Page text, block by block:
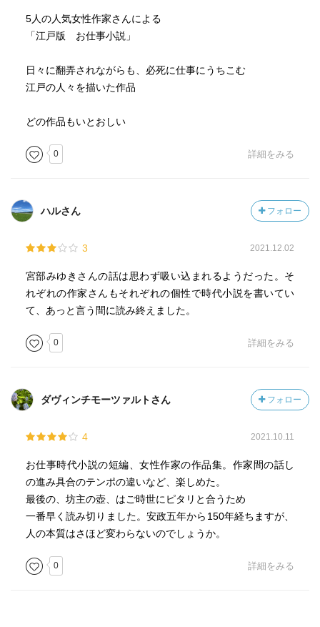
掛け軸に描かれた壺の怪異に、お救い小屋で、世話にな
り、その後、重蔵から、奉公人になったおつぎは、その異
そのお坊さんの言い伝えで、おつぎは、若旦那の嫁にな
り、重蔵の後を継ぐことになっていく。
になっている事に、少し、納得と安心と入り交じった話に
どれもこれも、面白い。
何故か、安心しながら、読んでいた。
5人の人気女性作家さんによる
「江戸版 お仕事小説」
日々に翻弄されながらも、必死に仕事にうちこむ
江戸の人々を描いた作品
どの作品もいとおしい
0 詳細をみる
ハルさん フォロー
3 2021.12.02
宮部みゆきさんの話は思わず吸い込まれるようだった。そ
れぞれの作家さんもそれぞれの個性で時代小説を書いてい
て、あっと言う間に読み終えました。
0 詳細をみる
ダヴィンチモーツァルトさん フォロー
4 2021.10.11
お仕事時代小説の短編、女性作家の作品集。作家間の話し
の進み具合のテンポの違いなど、楽しめた。
最後の、坊主の壺、はご時世にピタリと合うため
一番早く読み切りました。安政五年から150年経ちますが、
人の本質はさほど変わらないのでしょうか。
0 詳細をみる